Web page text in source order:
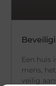
Een huis
mens,
veilig